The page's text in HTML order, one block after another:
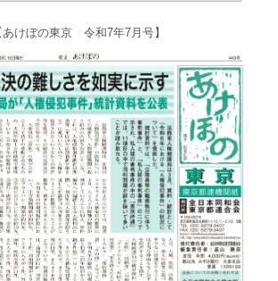
あけぼの東京 令和7年7月号】